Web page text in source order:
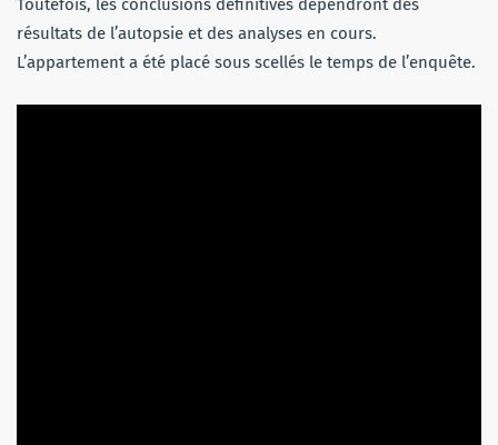
Toutefois, les conclusions définitives dépendront des
résultats de l’autopsie et des analyses en cours.
L’appartement a été placé sous scellés le temps de l’enquête.